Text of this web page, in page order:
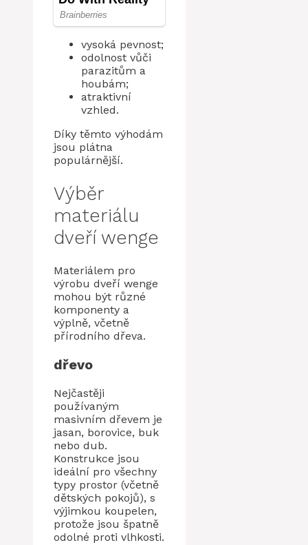
vysoká pevnost;
odolnost vůči
parazitům a
houbám;
atraktivní
vzhled.
Díky těmto výhodám
jsou plátna
populárnější.
Výběr
materiálu
dveří wenge
Materiálem pro
výrobu dveří wenge
mohou být různé
komponenty a
výplně, včetně
přírodního dřeva.
dřevo
Nejčastěji
používaným
masivním dřevem je
jasan, borovice, buk
nebo dub.
Konstrukce jsou
ideální pro všechny
typy prostor (včetně
dětských pokojů), s
výjimkou koupelen,
protože jsou špatně
odolné proti vlhkosti.